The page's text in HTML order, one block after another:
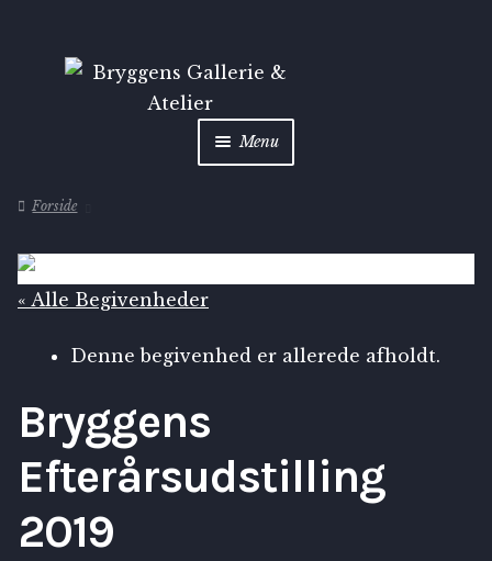
Menu
Shop
Kunstarkiv
Kontakt
Forside
« Alle Begivenheder
Denne begivenhed er allerede afholdt.
Bryggens
Efterårsudstilling
2019